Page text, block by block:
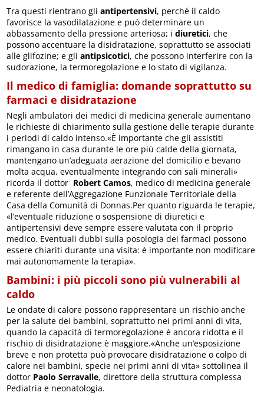
Tra questi rientrano gliantipertensivi, perché il caldo
favorisce la vasodilatazione e può determinare un
abbassamento della pressione arteriosa; idiuretici, che
possono accentuare la disidratazione, soprattutto se associati
alle glifozine; e gliantipsicotici, che possono interferire con la
sudorazione, la termoregolazione e lo stato di vigilanza.
Il medico di famiglia: domande soprattutto su
farmaci e disidratazione
Negli ambulatori dei medici di medicina generale aumentano
le richieste di chiarimento sulla gestione delle terapie durante
i periodi di caldo intenso.«È importante che gli assistiti
rimangano in casa durante le ore più calde della giornata,
mantengano un’adeguata aerazione del domicilio e bevano
molta acqua, eventualmente integrando con sali minerali»
ricorda il dottor Robert Camos, medico di medicina generale
e referente dell’Aggregazione Funzionale Territoriale della
Casa della Comunità di Donnas.Per quanto riguarda le terapie,
«l’eventuale riduzione o sospensione di diuretici e
antipertensivi deve sempre essere valutata con il proprio
medico. Eventuali dubbi sulla posologia dei farmaci possono
essere chiariti durante una visita: è importante non modificare
mai autonomamente la terapia».
Bambini: i più piccoli sono più vulnerabili al
caldo
Le ondate di calore possono rappresentare un rischio anche
per la salute dei bambini, soprattutto nei primi anni di vita,
quando la capacità di termoregolazione è ancora ridotta e il
rischio di disidratazione è maggiore.«Anche un’esposizione
breve e non protetta può provocare disidratazione o colpo di
calore nei bambini, specie nei primi anni di vita» sottolinea il
dottor Paolo Serravalle, direttore della struttura complessa
Pediatria e neonatologia.